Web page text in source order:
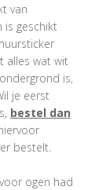
van
is geschikt
alles wat wit
is,
je eerst
bestel dan
bestelt.
ogen had